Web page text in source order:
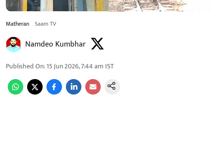
Matheran Saam TV
Namdeo Kumbhar
Published On:15 Jun 2026, 7:44 am IST